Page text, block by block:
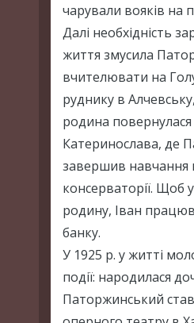
чарували вояків на
Далі необхідність
життя змусила
вчителювати на
руднику в
родина
Катеринослава, де
завершив навчання
консерваторії. Щоб
родину, Іван
банку.
У 1925 р. у житті
події: народилася
Паторжинський став